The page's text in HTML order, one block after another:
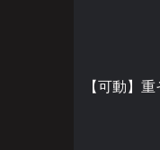
【可動】